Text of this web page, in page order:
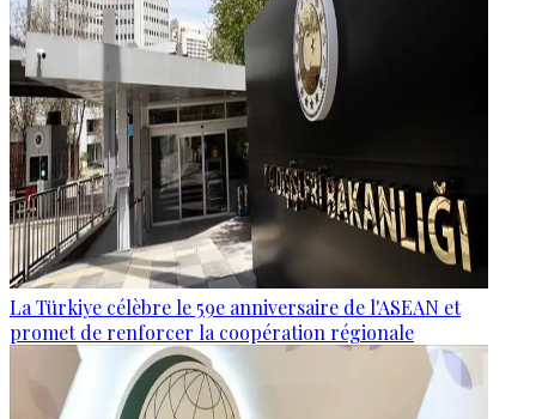
La Türkiye célèbre le 59e anniversaire de l'ASEAN et
promet de renforcer la coopération régionale